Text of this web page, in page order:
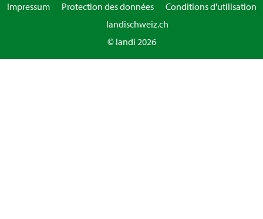
Impressum Protection des données
Conditions d'utilisation
landischweiz.ch
© landi 2026